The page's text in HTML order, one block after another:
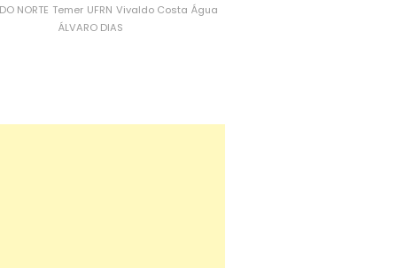
NORTE Temer UFRN Vivaldo Costa Água
ÁLVARO DIAS